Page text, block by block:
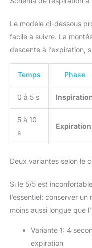
descente d'organes, et la
efficace pour le bien-être
santé pelvique.
les routines. ✅
rééducation périnéale
quelques minutes
coaching guidé
et reconnu pour la
être
Le modèle ci-dessous
facile à suivre. La
descente à l’expiration,
Temps Phase
0 à 5 s Inspiration
5 à 10
s
Expiration
Deux variantes selon le
Si le 5/5 est
l’essentiel: conserver
moins aussi longue que
Variante 1: 4
expiration